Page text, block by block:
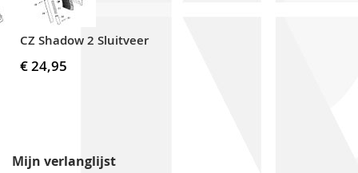
CZ Shadow 2 Sluitveer
€ 24,95
Mijn verlanglijst